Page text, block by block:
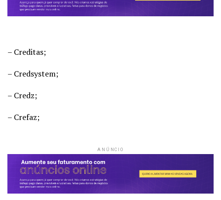
– Creditas;
– Credsystem;
– Credz;
– Crefaz;
ANÚNCIO